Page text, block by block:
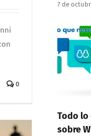
0
7 de
Todo lo
sobre